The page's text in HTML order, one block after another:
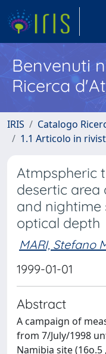
Benvenuti
Ricerca
IRIS Catalogo
1.1 Articolo in
Atmpspheric
desertic area
and nightime
optical depth
MARI, Stefano
1999-01-01
Abstract
A campaign of
from 7/July/1998
Namibia site (16o.5